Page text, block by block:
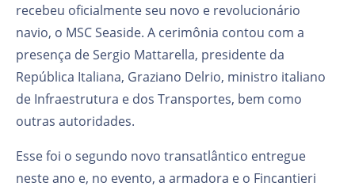
recebeu oficialmente seu novo e revolucionário
navio, o MSC Seaside. A cerimônia contou com a
presença de Sergio Mattarella, presidente da
República Italiana, Graziano Delrio, ministro italiano
de Infraestrutura e dos Transportes, bem como
outras autoridades.
Esse foi o segundo novo transatlântico entregue
neste ano e, no evento, a armadora e o Fincantieri